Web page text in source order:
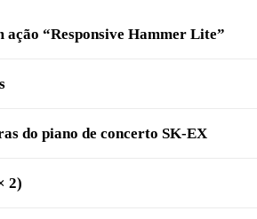
ação “Responsive Hammer Lite”
do piano de concerto SK-EX
2)